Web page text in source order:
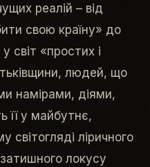
реалій – від
свою країну» до
світ «простих і
людей, що
намірами, діями,
її у майбутнє,
світогляді ліричного
локусу